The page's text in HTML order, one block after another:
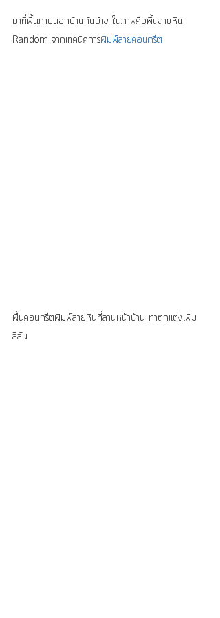
มาที่พื้นภายนอกบ้านกันบ้าง ในภาพคือพื้นลายหิน
Random จากเทคนิคการพิมพ์ลายคอนกรีต
พื้นคอนกรีตพิมพ์ลายหินที่ลานหน้าบ้าน ทาตกแต่งเพิ่ม
สีสัน